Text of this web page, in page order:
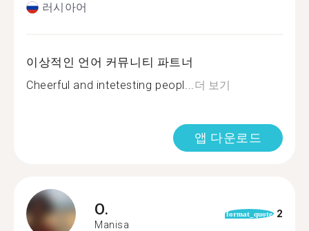
러시아어
이상적인 언어 커뮤니티 파트너
Cheerful and intetesting peopl...더 보기
앱 다운로드
O.
Manisa
format_quote 2